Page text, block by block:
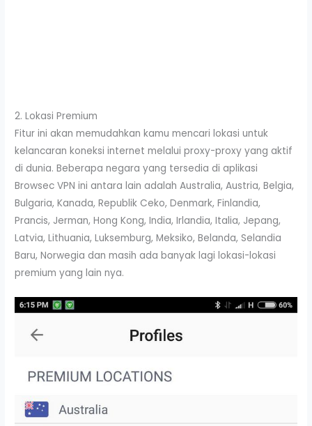
2. Lokasi Premium
Fitur ini akan memudahkan kamu mencari lokasi untuk
kelancaran koneksi internet melalui proxy-proxy yang aktif
di dunia. Beberapa negara yang tersedia di aplikasi
Browsec VPN ini antara lain adalah Australia, Austria, Belgia,
Bulgaria, Kanada, Republik Ceko, Denmark, Finlandia,
Prancis, Jerman, Hong Kong, India, Irlandia, Italia, Jepang,
Latvia, Lithuania, Luksemburg, Meksiko, Belanda, Selandia
Baru, Norwegia dan masih ada banyak lagi lokasi-lokasi
premium yang lain nya.